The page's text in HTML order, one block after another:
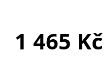
1 465 Kč